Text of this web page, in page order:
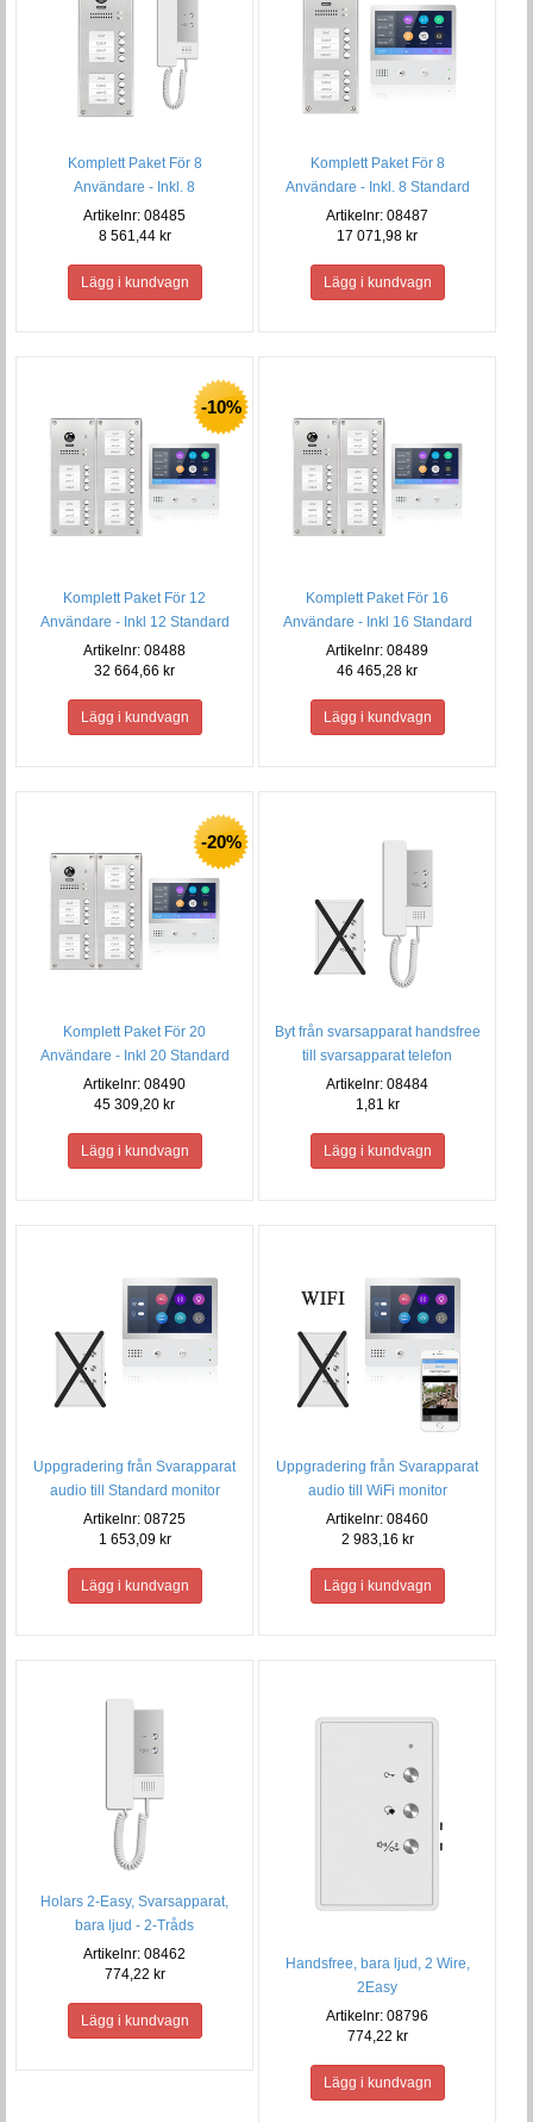
Komplett Paket För 8
Användare - Inkl. 8
Svarsapparater
Artikelnr: 08485
8 561,44 kr
Komplett Paket För 8
Användare - Inkl. 8 Standard
monitorer
Artikelnr: 08487
17 071,98 kr
-10%
Komplett Paket För 12
Användare - Inkl 12 Standard
monitorer
Artikelnr: 08488
32 664,66 kr
Komplett Paket För 16
Användare - Inkl 16 Standard
monitorer
Artikelnr: 08489
46 465,28 kr
-20%
Komplett Paket För 20
Användare - Inkl 20 Standard
monitorer
Artikelnr: 08490
45 309,20 kr
Byt från svarsapparat handsfree
till svarsapparat telefon
Artikelnr: 08484
1,81 kr
Uppgradering från Svarapparat
audio till Standard monitor
Artikelnr: 08725
1 653,09 kr
Uppgradering från Svarapparat
audio till WiFi monitor
Artikelnr: 08460
2 983,16 kr
Holars 2-Easy, Svarsapparat,
bara ljud - 2-Tråds
Artikelnr: 08462
774,22 kr
Handsfree, bara ljud, 2 Wire,
2Easy
Artikelnr: 08796
774,22 kr